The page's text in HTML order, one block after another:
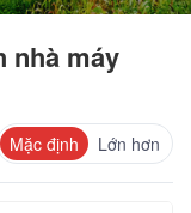
nhà máy
Mặc định Lớn hơn